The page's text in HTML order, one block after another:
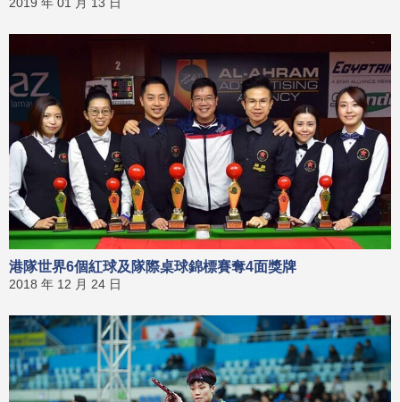
港隊世界6個紅球及隊際桌球錦標賽奪4面獎牌
2018 年 12 月 24 日